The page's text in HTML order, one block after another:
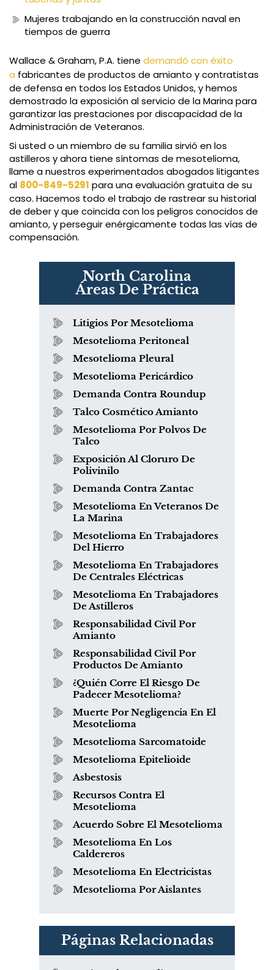
Mujeres trabajando en la construcción naval en
tiempos de guerra
Wallace & Graham, P.A. tiene demandó con éxito
a fabricantes de productos de amianto y contratistas
de defensa en todos los Estados Unidos, y hemos
demostrado la exposición al servicio de la Marina para
garantizar las prestaciones por discapacidad de la
Administración de Veteranos.
Si usted o un miembro de su familia sirvió en los
astilleros y ahora tiene síntomas de mesotelioma,
llame a nuestros experimentados abogados litigantes
al 800-849-5291 para una evaluación gratuita de su
caso. Hacemos todo el trabajo de rastrear su historial
de deber y que coincida con los peligros conocidos de
amianto, y perseguir enérgicamente todas las vías de
compensación.
North Carolina
Áreas De Práctica
Litigios Por Mesotelioma
Mesotelioma Peritoneal
Mesotelioma Pleural
Mesotelioma Pericárdico
Demanda Contra Roundup
Talco Cosmético Amianto
Mesotelioma Por Polvos De
Talco
Exposición Al Cloruro De
Polivinilo
Demanda Contra Zantac
Mesotelioma En Veteranos De
La Marina
Mesotelioma En Trabajadores
Del Hierro
Mesotelioma En Trabajadores
De Centrales Eléctricas
Mesotelioma En Trabajadores
De Astilleros
Responsabilidad Civil Por
Amianto
Responsabilidad Civil Por
Productos De Amianto
¿Quién Corre El Riesgo De
Padecer Mesotelioma?
Muerte Por Negligencia En El
Mesotelioma
Mesotelioma Sarcomatoide
Mesotelioma Epitelioide
Asbestosis
Recursos Contra El
Mesotelioma
Acuerdo Sobre El Mesotelioma
Mesotelioma En Los
Caldereros
Mesotelioma En Electricistas
Mesotelioma Por Aislantes
Páginas Relacionadas